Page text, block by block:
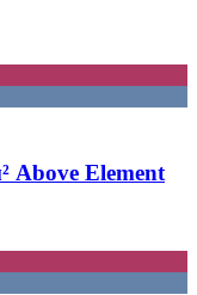
Above Element